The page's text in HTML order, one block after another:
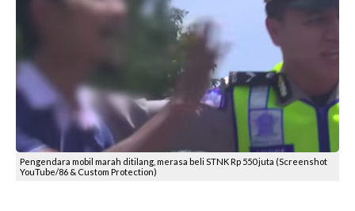
Pengendara mobil marah ditilang, merasa beli STNK Rp 550 juta (Screenshot
YouTube/86 & Custom Protection)